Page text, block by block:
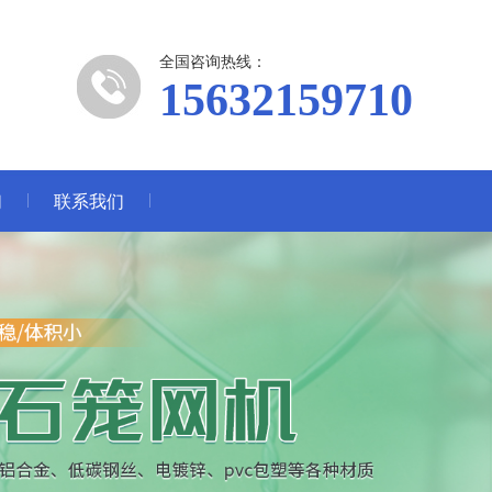
全国咨询热线：
15632159710
联系我们